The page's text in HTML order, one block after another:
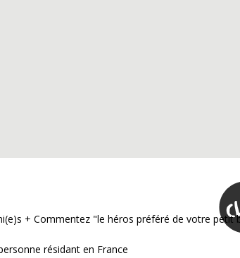
+ Commentez "le héros préféré de votre petit
résidant en France